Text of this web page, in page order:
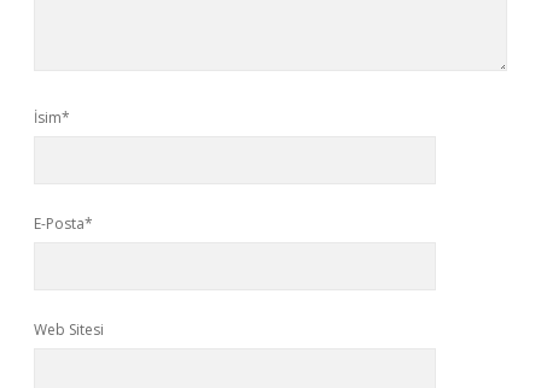
İsim*
E-Posta*
Web Sitesi